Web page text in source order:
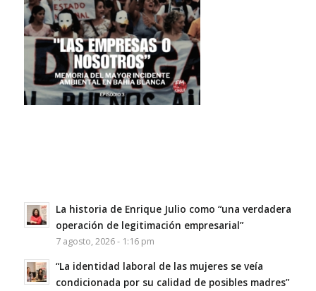
La historia de Enrique Julio como “una verdadera
operación de legitimación empresarial”
7 agosto, 2026 - 1:16 pm
“La identidad laboral de las mujeres se veía
condicionada por su calidad de posibles madres”